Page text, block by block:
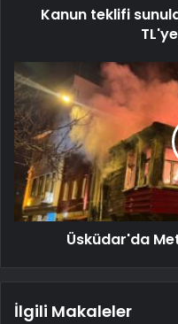
Kanun teklifi
Üsküdar'da
İlgili Makaleler